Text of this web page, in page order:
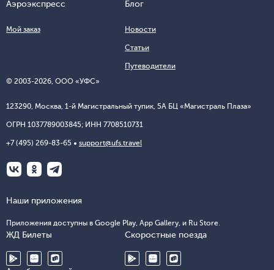
© 2003-2026 , ООО «УФС»
123290, Москва, 1-й Магистральный тупик, 5А БЦ «Магистраль Плаза»
ОГРН 1037789003845; ИНН 7708510731
+7 (495) 269-83-65 support@ufs.travel
Аэроэкспресс
Мой заказ
Блог
Новости
Статьи
Путеводители
Наши приложения
Приложения доступны в Google Play, App Gallery, и Ru Store.
ЖД Билеты Скоростные поезда